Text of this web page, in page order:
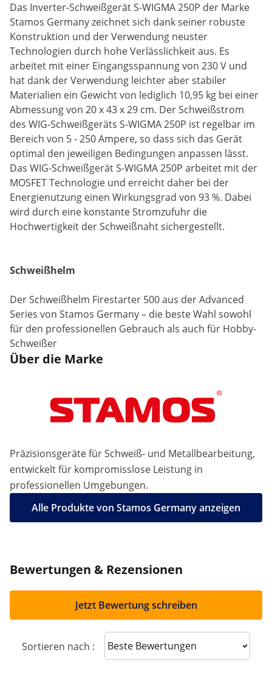
Das Inverter-Schweißgerät S-WIGMA 250P der Marke
Stamos Germany zeichnet sich dank seiner robuste
Konstruktion und der Verwendung neuster
Technologien durch hohe Verlässlichkeit aus. Es
arbeitet mit einer Eingangsspannung von 230 V und
hat dank der Verwendung leichter aber stabiler
Materialien ein Gewicht von lediglich 10,95 kg bei einer
Abmessung von 20 x 43 x 29 cm. Der Schweißstrom
des WIG-Schweißgeräts S-WIGMA 250P ist regelbar im
Bereich von 5 - 250 Ampere, so dass sich das Gerät
optimal den jeweiligen Bedingungen anpassen lässt.
Das WIG-Schweißgerät S-WIGMA 250P arbeitet mit der
MOSFET Technologie und erreicht daher bei der
Energienutzung einen Wirkungsgrad von 93 %. Dabei
wird durch eine konstante Stromzufuhr die
Hochwertigkeit der Schweißnaht sichergestellt.
Schweißhelm
Der Schweißhelm Firestarter 500 aus der Advanced
Series von Stamos Germany – die beste Wahl sowohl
für den professionellen Gebrauch als auch für Hobby-
Schweißer
Über die Marke
Präzisionsgeräte für Schweiß- und Metallbearbeitung,
entwickelt für kompromisslose Leistung in
professionellen Umgebungen.
Alle Produkte von Stamos Germany anzeigen
Bewertungen & Rezensionen
Jetzt Bewertung schreiben
Sortieren nach : Sort reviews